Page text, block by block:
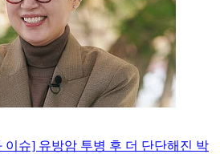
이슈] 유방암 투병 후 더 단단해진 박